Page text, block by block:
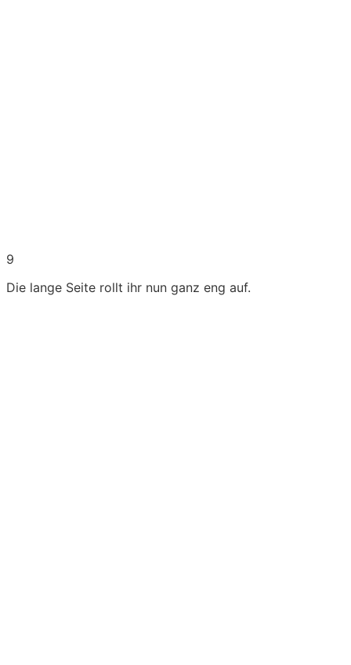
9
Die lange Seite rollt ihr nun ganz eng auf.